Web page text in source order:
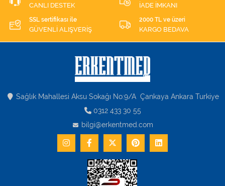
CANLI DESTEK İADE İMKANI
SSL sertifikası ile
GÜVENLİ ALIŞVERİŞ
2000 TL ve üzeri
KARGO BEDAVA
Sağlık Mahallesi Aksu Sokağı No:9/A Çankaya Ankara Turkiye
0312 433 30 55
bilgi@erkentmed.com